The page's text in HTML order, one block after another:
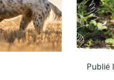
Publié